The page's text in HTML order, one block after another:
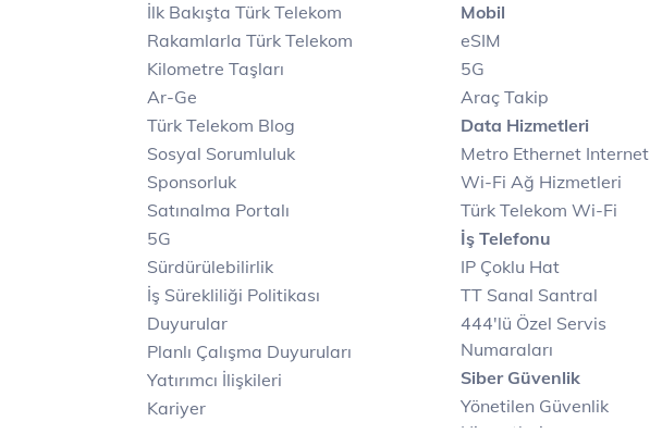
İlk Bakışta Türk Telekom
Rakamlarla Türk Telekom
Kilometre Taşları
Ar-Ge
Türk Telekom Blog
Sosyal Sorumluluk
Sponsorluk
Satınalma Portalı
5G
Sürdürülebilirlik
İş Sürekliliği Politikası
Duyurular
Planlı Çalışma Duyuruları
Yatırımcı İlişkileri
Kariyer
Mobil
eSIM
5G
Araç Takip
Data Hizmetleri
Metro Ethernet Internet
Wi-Fi Ağ Hizmetleri
Türk Telekom Wi-Fi
İş Telefonu
IP Çoklu Hat
TT Sanal Santral
444'lü Özel Servis
Numaraları
Siber Güvenlik
Yönetilen Güvenlik
Hizmetleri